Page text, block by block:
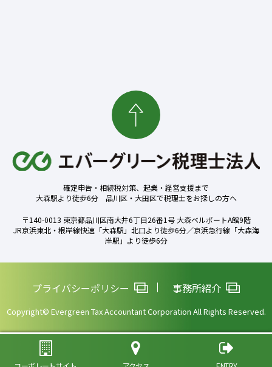
確定申告・相続税対策、起業・経営支援まで
大森駅より徒歩6分 品川区・大田区で税理士をお探しの方へ
〒140-0013 東京都品川区南大井6丁目26番1号 大森ベルポートA館9階
JR京浜東北・根岸線快速「大森駅」北口より徒歩6分／京浜急行線「大森海
岸駅」より徒歩6分
プライバシーポリシー 事務所紹介
Copyright© Evergreen Tax Accountant Corporation All Rights Reserved.